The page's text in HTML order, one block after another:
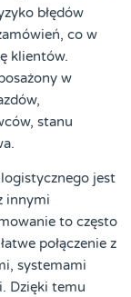
błędów
co w
klientów.
w
stanu
jest
innymi
to często
połączenie z
systemami
Dzięki temu